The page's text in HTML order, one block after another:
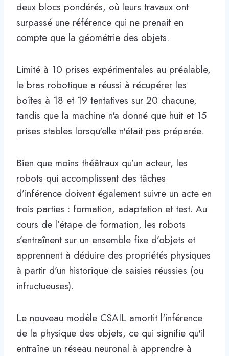
deux blocs pondérés, où leurs travaux ont
surpassé une référence qui ne prenait en
compte que la géométrie des objets.
Limité à 10 prises expérimentales au préalable,
le bras robotique a réussi à récupérer les
boîtes à 18 et 19 tentatives sur 20 chacune,
tandis que la machine n'a donné que huit et 15
prises stables lorsqu'elle n'était pas préparée.
Bien que moins théâtraux qu’un acteur, les
robots qui accomplissent des tâches
d’inférence doivent également suivre un acte en
trois parties : formation, adaptation et test. Au
cours de l’étape de formation, les robots
s’entraînent sur un ensemble fixe d’objets et
apprennent à déduire des propriétés physiques
à partir d’un historique de saisies réussies (ou
infructueuses).
Le nouveau modèle CSAIL amortit l'inférence
de la physique des objets, ce qui signifie qu'il
entraîne un réseau neuronal à apprendre à